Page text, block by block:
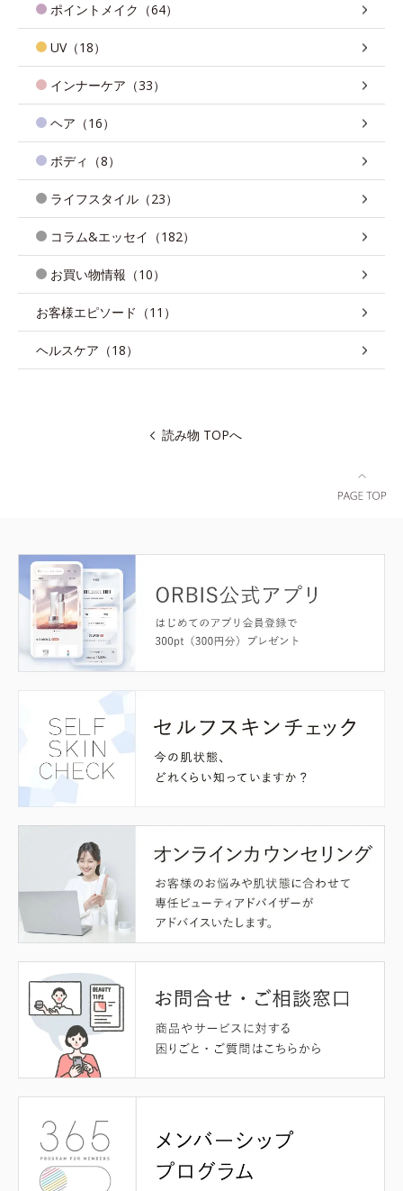
ポイントメイク（64）
UV（18）
インナーケア（33）
ヘア（16）
ボディ（8）
ライフスタイル（23）
コラム&エッセイ（182）
お買い物情報（10）
お客様エピソード（11）
ヘルスケア（18）
読み物 TOPへ